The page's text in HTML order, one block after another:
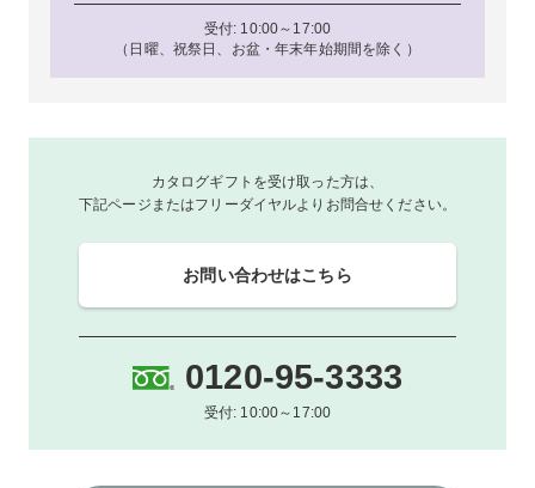
受付: 10:00～17:00
（日曜、祝祭日、お盆・年末年始期間を除く）
カタログギフトを受け取った方は、
下記ページまたはフリーダイヤルよりお問合せください。
お問い合わせはこちら
0120-95-3333
受付: 10:00～17:00